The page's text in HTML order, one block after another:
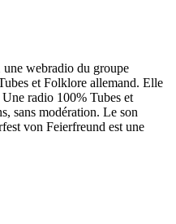
webradio du groupe
et Folklore allemand. Elle
radio 100% Tubes et
sans modération. Le son
von Feierfreund est une